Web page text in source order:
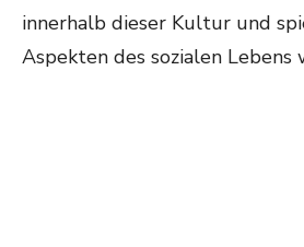
innerhalb dieser Kultur und
Aspekten des sozialen Lebens